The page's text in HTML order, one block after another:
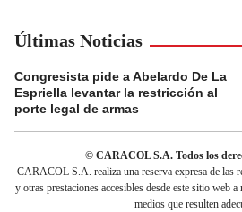
Últimas Noticias
Congresista pide a Abelardo De La
Espriella levantar la restricción al
porte legal de armas
© CARACOL S.A. Todos los
CARACOL S.A. realiza una reserva expresa de las
y otras prestaciones accesibles desde este sitio web
medios que resulten